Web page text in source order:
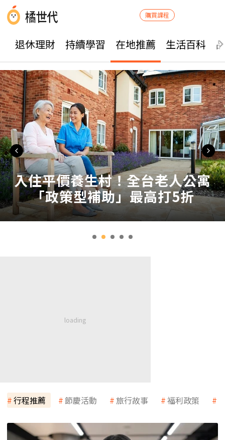
購買課程
退休理財 持續學習 在地推薦 生活百科
入住平價養生村！全台老人公寓
「政策型補助」最高打5折
行程推薦 節慶活動 旅行故事 福利政策